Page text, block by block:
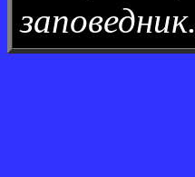
заповедник.